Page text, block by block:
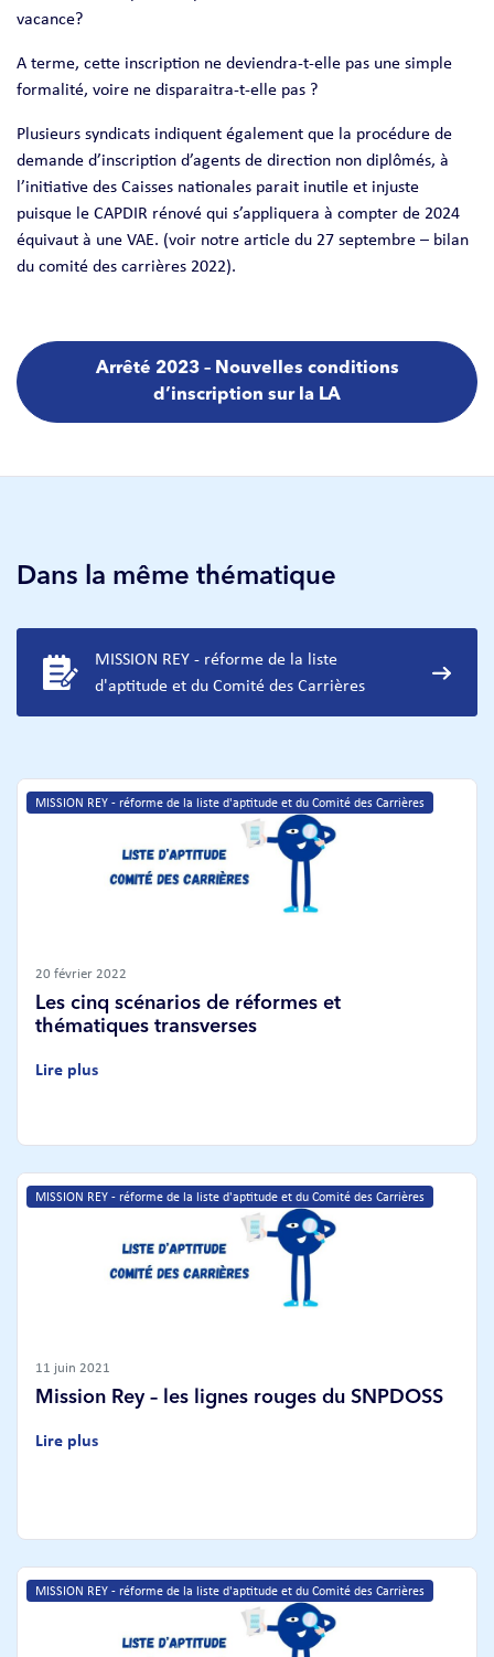
vacance?
A terme, cette inscription ne deviendra-t-elle pas une simple
formalité, voire ne disparaitra-t-elle pas ?
Plusieurs syndicats indiquent également que la procédure de
demande d’inscription d’agents de direction non diplômés, à
l’initiative des Caisses nationales parait inutile et injuste
puisque le CAPDIR rénové qui s’appliquera à compter de 2024
équivaut à une VAE. (voir notre article du 27 septembre – bilan
du comité des carrières 2022).
Arrêté 2023 – Nouvelles conditions
d’inscription sur la LA
Dans la même thématique
MISSION REY - réforme de la liste
d'aptitude et du Comité des Carrières
MISSION REY - réforme de la liste d'aptitude et du Comité des Carrières
20 février 2022
Les cinq scénarios de réformes et
thématiques transverses
Lire plus
MISSION REY - réforme de la liste d'aptitude et du Comité des Carrières
11 juin 2021
Mission Rey – les lignes rouges du SNPDOSS
Lire plus
MISSION REY - réforme de la liste d'aptitude et du Comité des Carrières